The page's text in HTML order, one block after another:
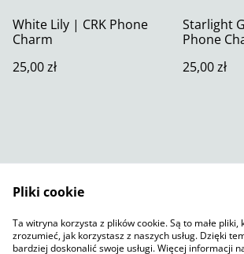
White Lily | CRK Phone
Charm
25,00 zł
Starlight
Phone
25,00 zł
Polityka prywatności
SumUp
Polityka
Pliki cookie
Ta witryna korzysta z plików cookie. Są to małe
zrozumieć, jak korzystasz z naszych usług. Dzięki
bardziej doskonalić swoje usługi. Więcej informacji